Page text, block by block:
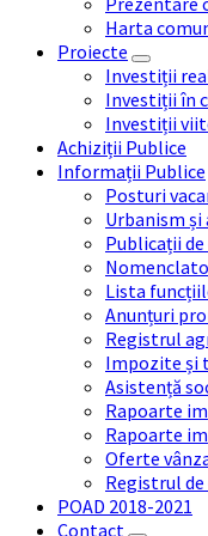
Harta
Proiecte
Investiții
Investiții în
Investiții
Achiziții Publice
Informații Publice
Posturi
Urbanism
Publicații
Lista
Anunțuri
Registrul
Impozite și
Asistență
Rapoarte
Rapoarte
Oferte
Registrul
POAD 2018-2021
Contact